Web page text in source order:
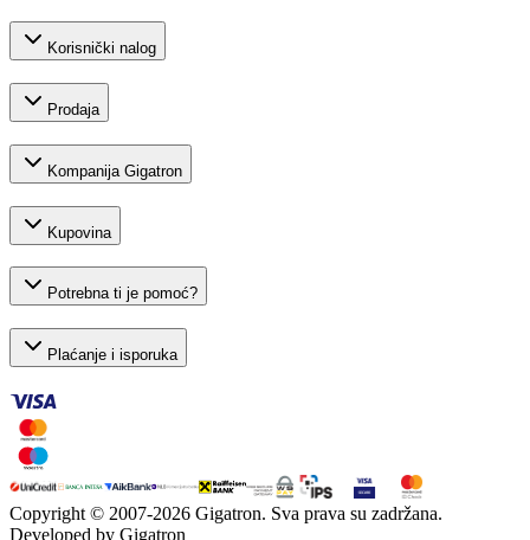
Korisnički nalog
Prodaja
Kompanija Gigatron
Kupovina
Potrebna ti je pomoć?
Plaćanje i isporuka
Copyright © 2007-2026 Gigatron. Sva prava su zadržana.
Developed by Gigatron